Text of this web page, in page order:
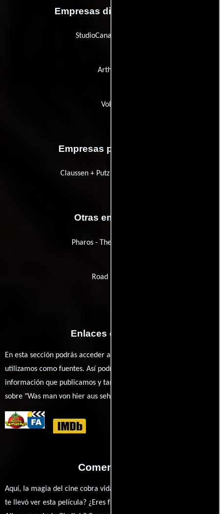
Empresas distribuidoras
StudioCanal Germany
Arthaus
Volga
Empresas productoras
Claussen + Putz Filmproduktion
Otras empresas
Pharos - The Post Group
Road Rebel
Enlaces externos
En esta sección podrás acceder a los recursos externos que
utilizamos como fuentes. Así podrás chequear toda la
información que publicamos y también ampliar tu conocimiento
sobre "Was man von hier aus sehen kann".
Comentarios
Aquí, la magia del cine cobra vida a través de tus opiniones. ¿Qué
te llevó ver esta película? ¿Eres fan de Aron Lehmann, Johannes